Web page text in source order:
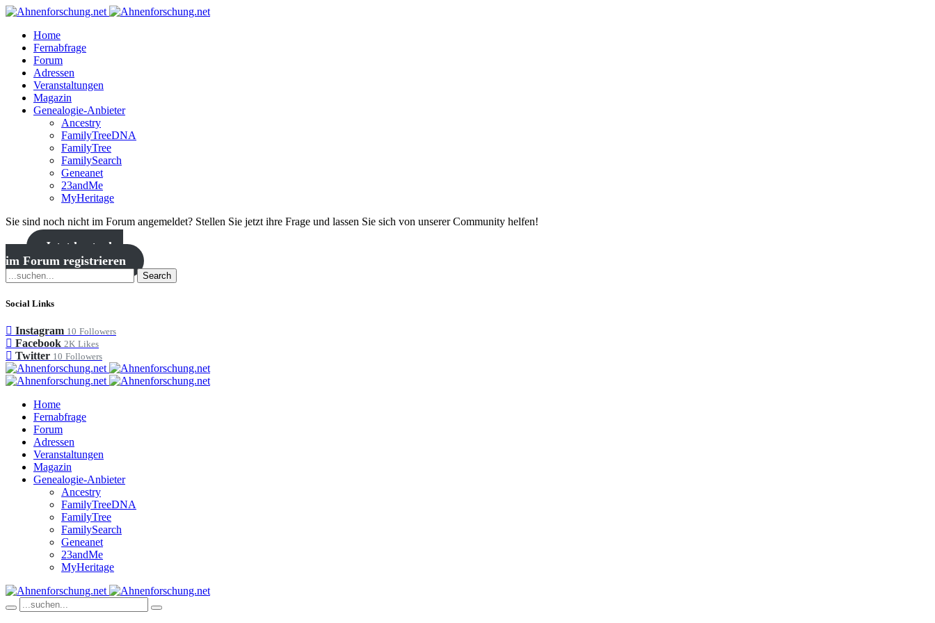
Home
Fernabfrage
Forum
Adressen
Veranstaltungen
Magazin
Genealogie-Anbieter
Ancestry
FamilyTreeDNA
FamilyTree
FamilySearch
Geneanet
23andMe
MyHeritage
Sie sind noch nicht im Forum angemeldet? Stellen Sie jetzt ihre Frage und lassen Sie sich von unserer Community helfen!
Jetzt kostenlos
im Forum registrieren
Search
Social Links
Instagram 10 Followers
Facebook 2K Likes
Twitter 10 Followers
Home
Fernabfrage
Forum
Adressen
Veranstaltungen
Magazin
Genealogie-Anbieter
Ancestry
FamilyTreeDNA
FamilyTree
FamilySearch
Geneanet
23andMe
MyHeritage